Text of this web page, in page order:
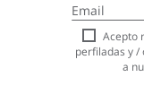
a
nuestro
boletín
de
Acepto
perfiladas y /
a